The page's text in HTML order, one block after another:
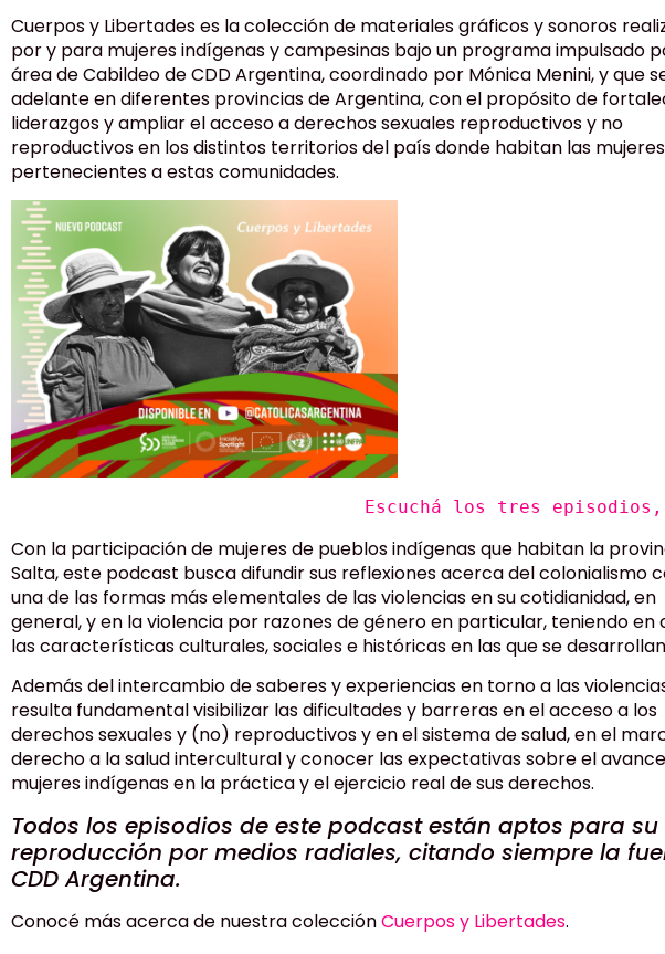
Cuerpos y Libertades es la colección de materiales gráficos y sonoros
por y para mujeres indígenas y campesinas bajo un programa impulsado
área de Cabildeo de CDD Argentina, coordinado por Mónica Menini, y que
adelante en diferentes provincias de Argentina, con el propósito de
liderazgos y ampliar el acceso a derechos sexuales reproductivos y no
reproductivos en los distintos territorios del país donde habitan las mujeres
pertenecientes a estas comunidades.
Escuchá los tres
Con la participación de mujeres de pueblos indígenas que habitan la
Salta, este podcast busca difundir sus reflexiones acerca del colonialismo
una de las formas más elementales de las violencias en su cotidianidad, en
general, y en la violencia por razones de género en particular, teniendo en
las características culturales, sociales e históricas en las que se
Además del intercambio de saberes y experiencias en torno a las
resulta fundamental visibilizar las dificultades y barreras en el acceso a los
derechos sexuales y (no) reproductivos y en el sistema de salud, en el
derecho a la salud intercultural y conocer las expectativas sobre el
mujeres indígenas en la práctica y el ejercicio real de sus derechos.
Todos los episodios de este podcast están aptos para su
reproducción por medios radiales, citando siempre la
CDD Argentina.
Conocé más acerca de nuestra colecciónCuerpos y Libertades.